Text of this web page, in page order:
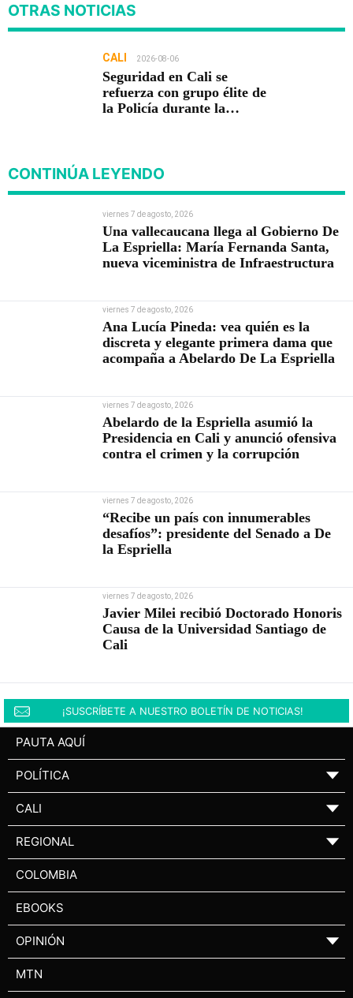
OTRAS NOTICIAS
CALI 2026-08-06
Seguridad en Cali se
refuerza con grupo élite de
la Policía durante la
CONTINÚA LEYENDO
viernes 7 de agosto, 2026
Una vallecaucana llega al Gobierno De
La Espriella: María Fernanda Santa,
nueva viceministra de Infraestructura
viernes 7 de agosto, 2026
Ana Lucía Pineda: vea quién es la
discreta y elegante primera dama que
acompaña a Abelardo De La Espriella
viernes 7 de agosto, 2026
Abelardo de la Espriella asumió la
Presidencia en Cali y anunció ofensiva
contra el crimen y la corrupción
viernes 7 de agosto, 2026
“Recibe un país con innumerables
desafíos”: presidente del Senado a De
la Espriella
viernes 7 de agosto, 2026
Javier Milei recibió Doctorado Honoris
Causa de la Universidad Santiago de
Cali
¡SUSCRÍBETE A NUESTRO BOLETÍN DE NOTICIAS!
PAUTA AQUÍ
POLÍTICA ▼
CALI ▼
REGIONAL ▼
COLOMBIA
EBOOKS
OPINIÓN ▼
MTN